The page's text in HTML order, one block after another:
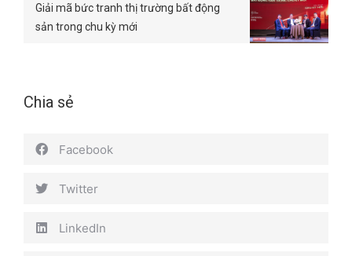
Giải mã bức tranh thị trường bất động
sản trong chu kỳ mới
Chia sẻ
Facebook
Twitter
LinkedIn